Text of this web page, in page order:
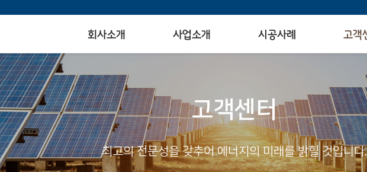
회사소개 사업소개 시공사례 고객
고객센터
최고의 전문성을 갖추어 에너지의 미래를 밝힐 것입니다.